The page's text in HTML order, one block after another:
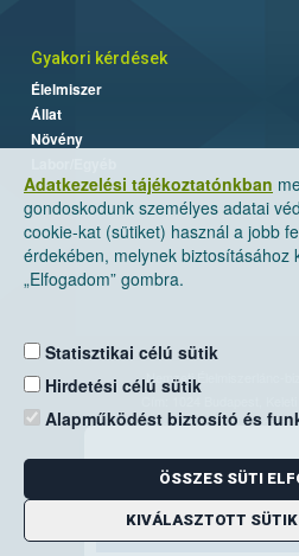
Adatkezelési tájékoztatónkban
gondoskodunk személyes adatai
cookie-kat (sütiket) használ a jobb
érdekében, melynek biztosításához
„Elfogadom” gombra.
Statisztikai célú sütik
Hirdetési célú sütik
Alapműködést biztosító és
ÖSSZES SÜTI
KIVÁLASZTOTT
Gyakori kérdések
Élelmiszer
Állat
Növény
Nemzeti Élelmiszerlánc-
Levelezési cím: 1525
E-mail:
Zöld szám: 06-80/
Telefon: 06-1/